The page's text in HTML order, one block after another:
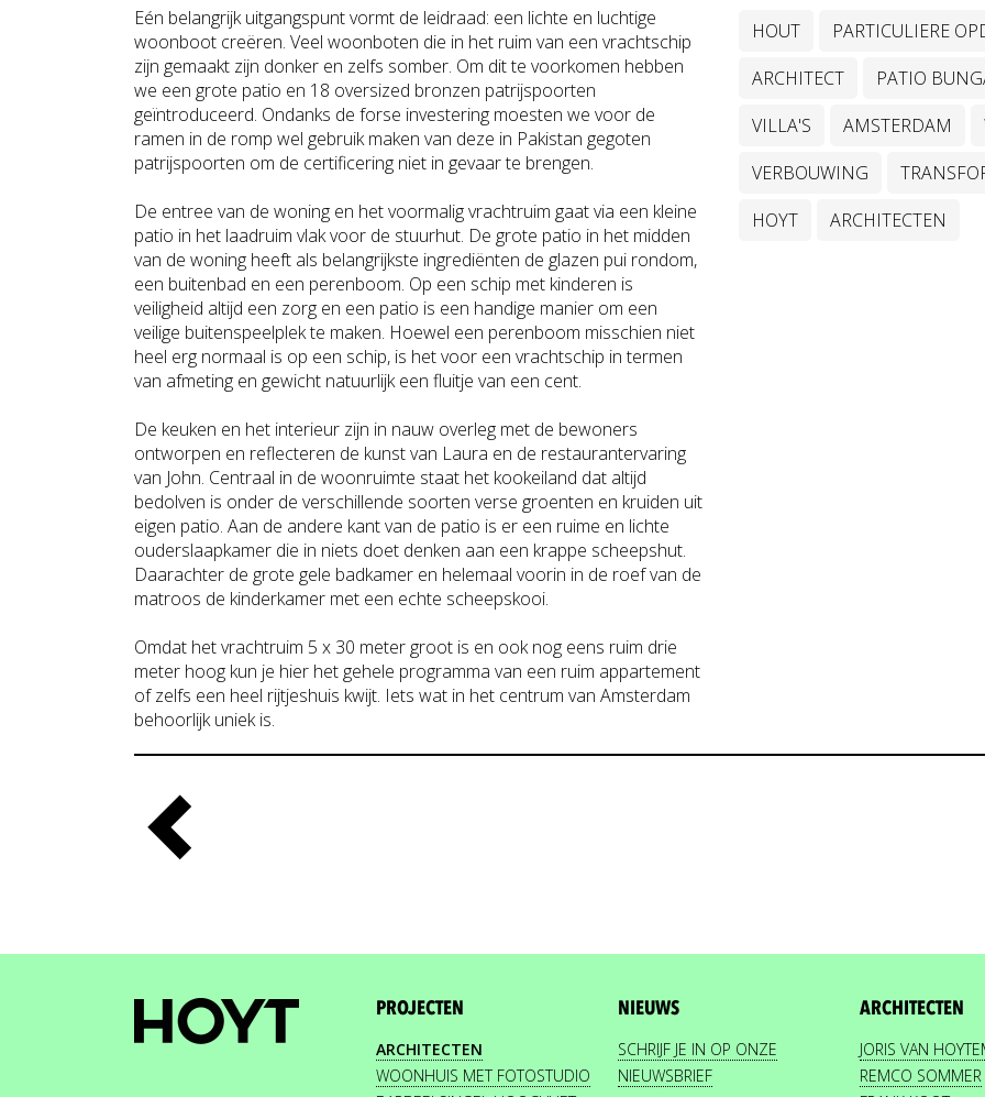
Eén belangrijk uitgangspunt vormt de leidraad: een lichte en luchtige
woonboot creëren. Veel woonboten die in het ruim van een vrachtschip
zijn gemaakt zijn donker en zelfs somber. Om dit te voorkomen hebben
we een grote patio en 18 oversized bronzen patrijspoorten
geïntroduceerd. Ondanks de forse investering moesten we voor de
ramen in de romp wel gebruik maken van deze in Pakistan gegoten
patrijspoorten om de certificering niet in gevaar te brengen.
De entree van de woning en het voormalig vrachtruim gaat via een kleine
patio in het laadruim vlak voor de stuurhut. De grote patio in het midden
van de woning heeft als belangrijkste ingrediënten de glazen pui rondom,
een buitenbad en een perenboom. Op een schip met kinderen is
veiligheid altijd een zorg en een patio is een handige manier om een
veilige buitenspeelplek te maken. Hoewel een perenboom misschien niet
heel erg normaal is op een schip, is het voor een vrachtschip in termen
van afmeting en gewicht natuurlijk een fluitje van een cent.
De keuken en het interieur zijn in nauw overleg met de bewoners
ontworpen en reflecteren de kunst van Laura en de restaurantervaring
van John. Centraal in de woonruimte staat het kookeiland dat altijd
bedolven is onder de verschillende soorten verse groenten en kruiden uit
eigen patio. Aan de andere kant van de patio is er een ruime en lichte
ouderslaapkamer die in niets doet denken aan een krappe scheepshut.
Daarachter de grote gele badkamer en helemaal voorin in de roef van de
matroos de kinderkamer met een echte scheepskooi.
Omdat het vrachtruim 5 x 30 meter groot is en ook nog eens ruim drie
meter hoog kun je hier het gehele programma van een ruim appartement
of zelfs een heel rijtjeshuis kwijt. Iets wat in het centrum van Amsterdam
behoorlijk uniek is.
HOUT
PARTICULIERE
ARCHITECT
PATIO
VILLA'S
AMSTERDAM
VERBOUWING
HOYT
ARCHITECTEN
PROJECTEN
ARCHITECTEN
WOONHUIS MET FOTOSTUDIO
NIEUWS
SCHRIJF JE IN OP ONZE
NIEUWSBRIEF
ARCHITECTEN
JORIS VAN
REMCO SOMMER